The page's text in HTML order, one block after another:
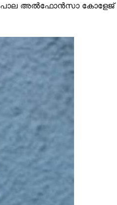
പാല അല്‍ഫോന്‍സാ കോളേജ്